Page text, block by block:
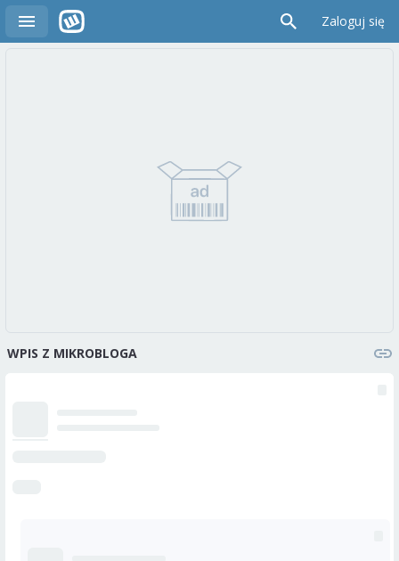
Zaloguj się
WPIS Z MIKROBLOGA